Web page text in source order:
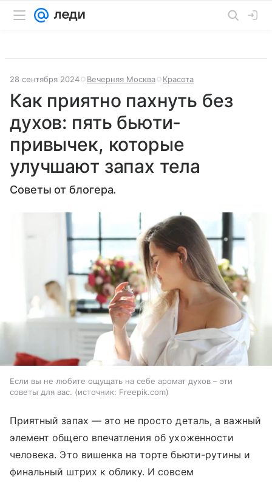
28 сентября 2024 Вечерняя Москва Красота
Как приятно пахнуть без
духов: пять бьюти-
привычек, которые
улучшают запах тела
Советы от блогера.
Если вы не любите ощущать на себе аромат духов – эти
советы для вас.
источник: Freepik.com
Приятный запах — это не просто деталь, а важный
элемент общего впечатления об ухоженности
человека. Это вишенка на торте бьюти-рутины и
финальный штрих к облику. И совсем